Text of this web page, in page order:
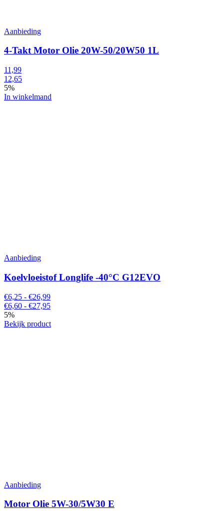
Aanbieding
4-Takt Motor Olie 20W-50/20W50 1L
11,99
12,65
5%
In winkelmand
Aanbieding
Koelvloeistof Longlife -40°C G12EVO
€6,25 - €26,99
€6,60 - €27,95
5%
Bekijk product
Aanbieding
Motor Olie 5W-30/5W30 E